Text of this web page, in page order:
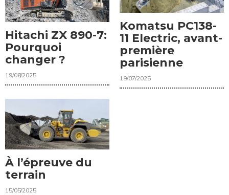
Hitachi ZX 890-7:
Pourquoi
changer ?
19/08/2025
Komatsu PC138-
11 Electric, avant-
première
parisienne
19/07/2025
À l’épreuve du
terrain
15/05/2025